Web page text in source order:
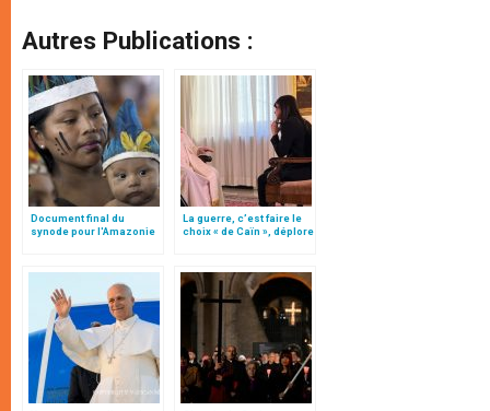
Autres Publications :
Document final du
synode pour l'Amazonie
La guerre, c’est faire le
choix « de Caïn », déplore